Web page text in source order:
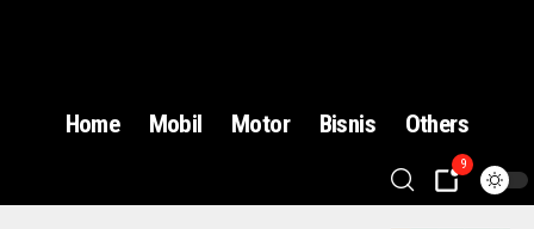
Home Mobil Motor Bisnis Others
9